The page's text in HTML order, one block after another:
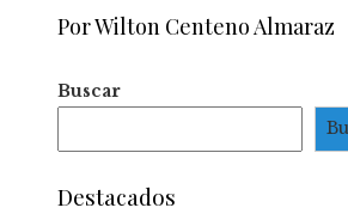
Por Wilton Centeno Almaraz
Buscar
Destacados